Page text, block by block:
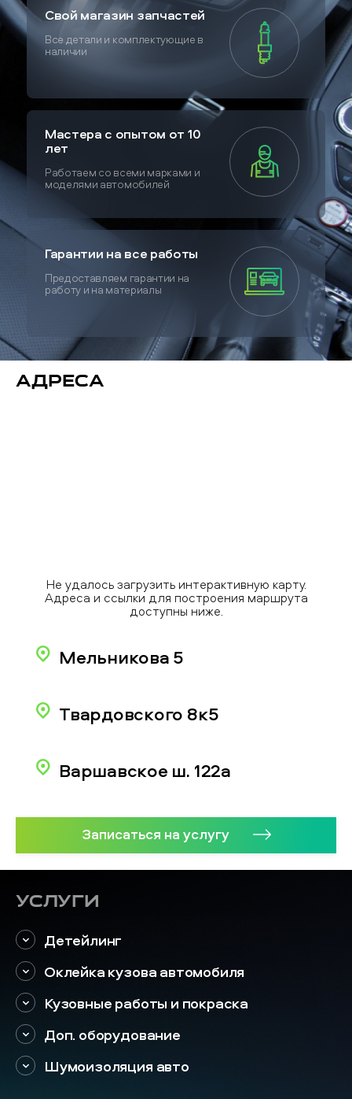
Свой магазин запчастей
Все детали и комплектующие в
наличии
Мастера с опытом от 10
лет
Работаем со всеми марками и
моделями автомобилей
Гарантии на все работы
Предоставляем гарантии на
работу и на материалы
Адреса
Не удалось загрузить интерактивную карту.
Адреса и ссылки для построения маршрута
доступны ниже.
Мельникова 5
Твардовского 8к5
Варшавское ш. 122а
Записаться на услугу
Услуги
Детейлинг
Оклейка кузова автомобиля
Кузовные работы и покраска
Доп. оборудование
Шумоизоляция авто